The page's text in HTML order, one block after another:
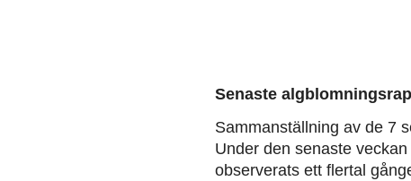
Senaste
Sammanställning av de 7
Under den senaste
observerats ett flertal